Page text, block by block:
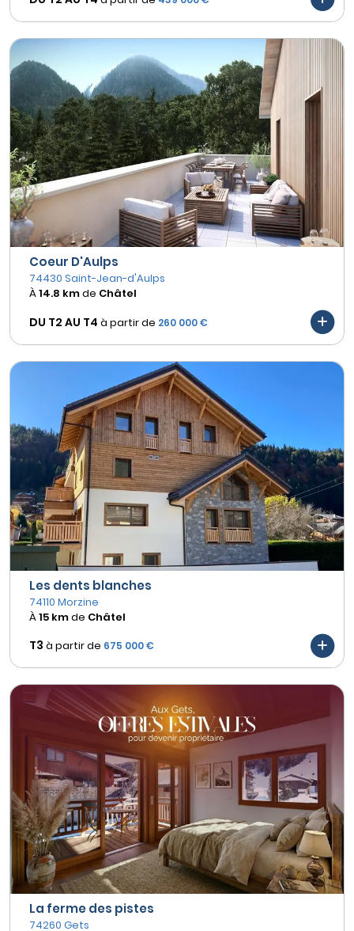
Coeur D'Aulps
74430 Saint-Jean-d'Aulps
À14.8 kmde Châtel
DU T2 AU T4 à partir de 260 000 €
Les dents blanches
74110 Morzine
À15 kmde Châtel
T3 à partir de 675 000 €
La ferme des pistes
74260 Gets